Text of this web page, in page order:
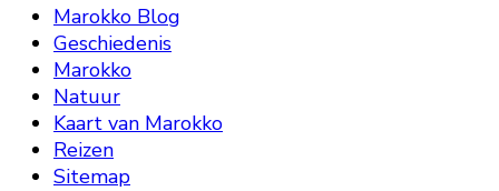
Marokko Blog
Geschiedenis
Marokko
Natuur
Kaart van Marokko
Reizen
Sitemap